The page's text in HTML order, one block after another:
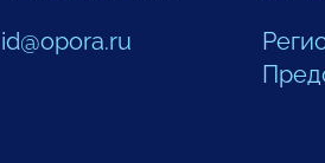
id@opora.ru